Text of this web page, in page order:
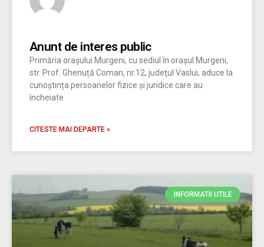
Anunt de interes public
Primăria oraşului Murgeni, cu sediul în oraşul Murgeni,
str. Prof. Ghenuță Coman, nr.12, judeţul Vaslui, aduce la
cunoștința persoanelor fizice și juridice care au
încheiate
CITESTE MAI DEPARTE »
INFORMATII UTILE